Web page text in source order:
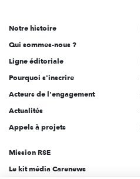
l'engagement
Notre histoire
Qui sommes-nous ?
Ligne éditoriale
Pourquoi s'inscrire
Acteurs de l'engagement
Actualités
Appels à projets
Mission RSE
Le kit média Carenews